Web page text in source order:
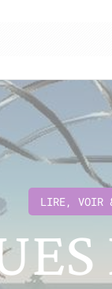
LIRE, VOIR